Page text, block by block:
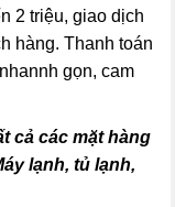
2 triệu, giao dịch
hàng. Thanh toán
gọn, cam
cả các mặt hàng
lạnh, tủ lạnh,